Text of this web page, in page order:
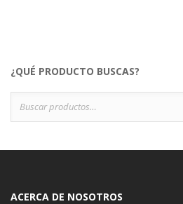
¿QUÉ PRODUCTO BUSCAS?
ACERCA DE NOSOTROS